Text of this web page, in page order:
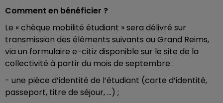
Comment en bénéficier ?
Le « chèque mobilité étudiant » sera délivré sur
transmission des éléments suivants au Grand Reims,
via un formulaire e-citiz disponible sur le site de la
collectivité à partir du mois de septembre :
- une pièce d’identité de l’étudiant (carte d’identité,
passeport, titre de séjour, …) ;